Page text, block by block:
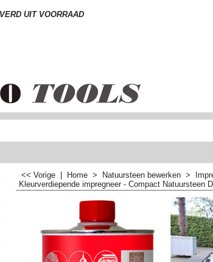
UIT VOORRAAD
<< Vorige Home > Natuursteen bewerken >
Kleurverdiepende impregneer - Compact Natuursteen